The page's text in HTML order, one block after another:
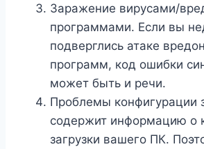
Заражение вирусами/
программами. Если вы
подверглись атаке
программ, код ошибки
может быть и речи.
Проблемы конфигурации
содержит информацию о
загрузки вашего ПК.